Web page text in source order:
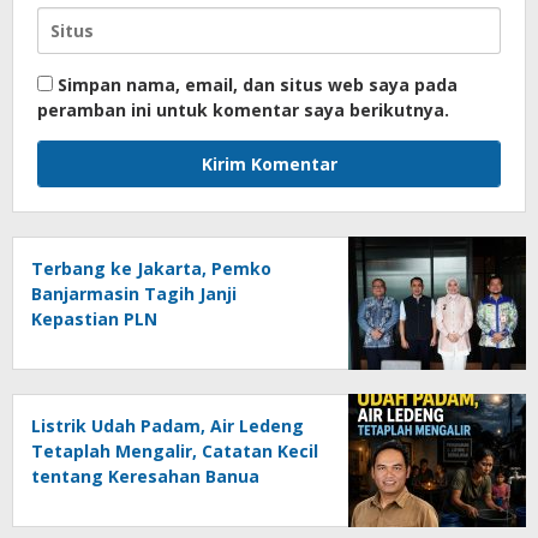
Simpan nama, email, dan situs web saya pada
peramban ini untuk komentar saya berikutnya.
Terbang ke Jakarta, Pemko
Banjarmasin Tagih Janji
Kepastian PLN
Listrik Udah Padam, Air Ledeng
Tetaplah Mengalir, Catatan Kecil
tentang Keresahan Banua
Ancaman Lingkungan, Oleh :